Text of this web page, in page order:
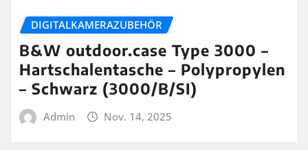
DIGITALKAMERAZUBEHÖR
B&W outdoor.case Type 3000 –
Hartschalentasche – Polypropylen
– Schwarz (3000/B/SI)
Admin Nov. 14, 2025